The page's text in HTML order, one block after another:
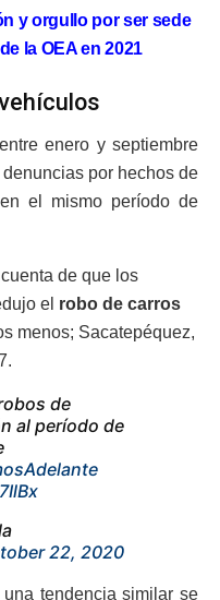
y orgullo por ser sede
la OEA en 2021
enero y septiembre
por hechos de
el mismo período de
de que los
el robo de carros
menos; Sacatepéquez,
de
al período de
22, 2020
tendencia similar se